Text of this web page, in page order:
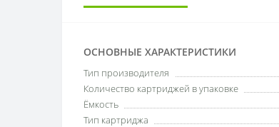
ОСНОВНЫЕ ХАРАКТЕРИСТИКИ
Тип производителя
Количество картриджей в упаковке
Ёмкость
Тип картриджа